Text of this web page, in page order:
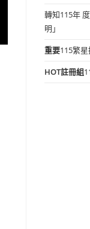
轉知115年
明」
重要115繁
HOT註冊組